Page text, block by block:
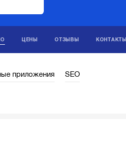
ЦЕНЫ ОТЗЫВЫ
приложения SEO